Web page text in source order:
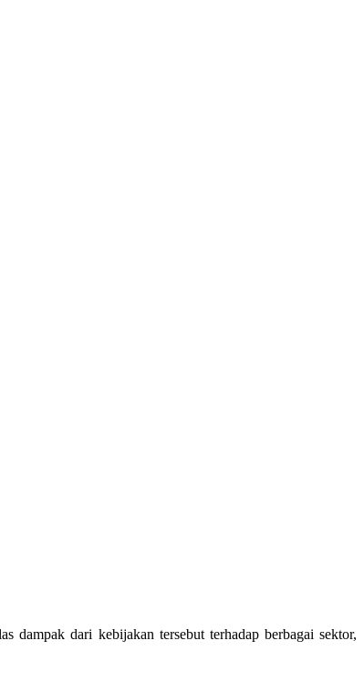
dampak dari kebijakan tersebut terhadap berbagai sektor,